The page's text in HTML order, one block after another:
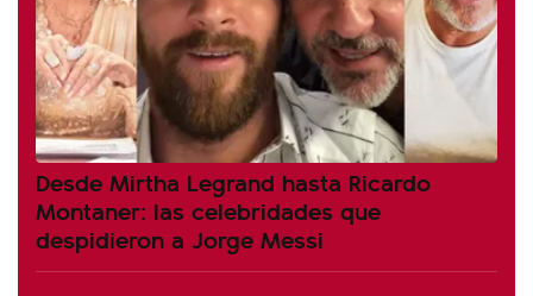
Desde Mirtha Legrand hasta Ricardo
Montaner: las celebridades que
despidieron a Jorge Messi